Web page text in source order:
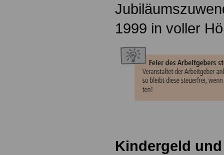
1999 in voller
Kindergeld